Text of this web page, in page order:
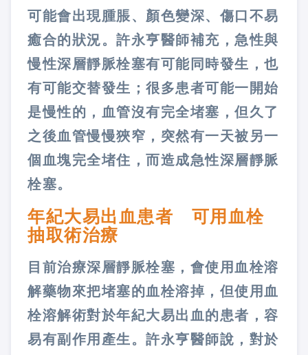
可能會出現腫脹、顏色變深、傷口不易
癒合的狀況。許永亨醫師補充，急性與
慢性深層靜脈栓塞有可能同時發生，也
有可能交替發生；很多患者可能一開始
是慢性的，血管沒有完全堵塞，但久了
之後血管慢慢狹窄，突然有一天被另一
個血塊完全堵住，而造成急性深層靜脈
栓塞。
年紀大易出血患者 可用血栓
抽取術治療
目前治療深層靜脈栓塞，會使用血栓溶
解藥物來把堵塞的血栓溶掉，但使用血
栓溶解術對於年紀大易出血的患者，容
易有副作用產生。許永亨醫師說，對於